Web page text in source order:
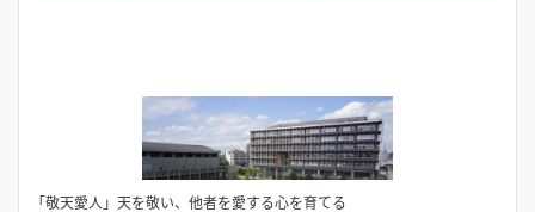
「敬天愛人」天を敬い、他者を愛する心を育てる